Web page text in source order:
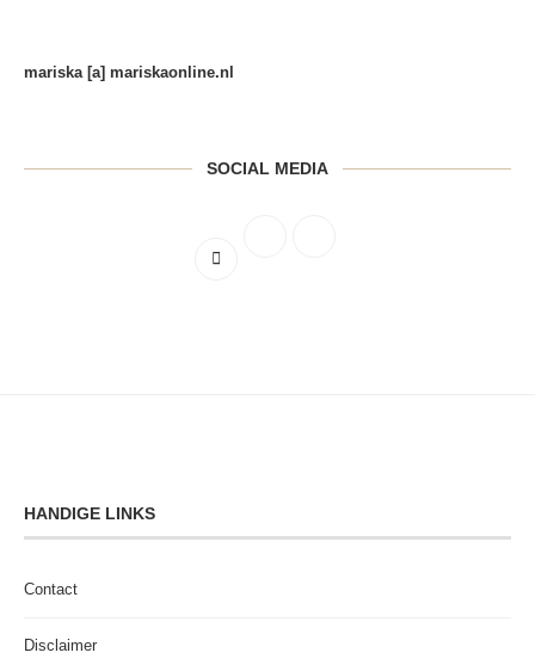
mariska [a] mariskaonline.nl
SOCIAL MEDIA
HANDIGE LINKS
Contact
Disclaimer